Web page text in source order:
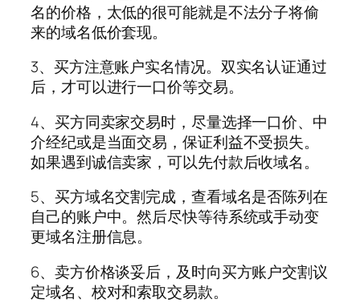
名的价格，太低的很可能就是不法分子将偷
来的域名低价套现。
3、买方注意账户实名情况。双实名认证通过
后，才可以进行一口价等交易。
4、买方同卖家交易时，尽量选择一口价、中
介经纪或是当面交易，保证利益不受损失。
如果遇到诚信卖家，可以先付款后收域名。
5、买方域名交割完成，查看域名是否陈列在
自己的账户中。然后尽快等待系统或手动变
更域名注册信息。
6、卖方价格谈妥后，及时向买方账户交割议
定域名、校对和索取交易款。